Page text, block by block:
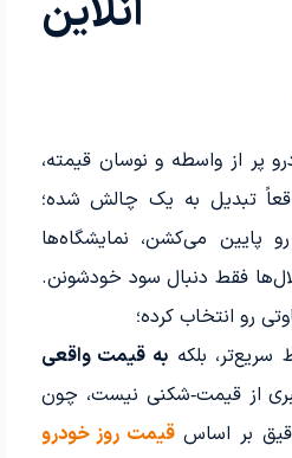
آنلاین
پر از واسطه و نوسان قیمته،
تبدیل به یک چالش شده؛
پایین می‌کشن، نمایشگاه‌ها
فقط دنبال سود خودشونن.
رو انتخاب کرده؛
بلکه به قیمت واقعی
از قیمت‌‑شکنی نیست، چون
دقیق بر اساسقیمت روز خودرو